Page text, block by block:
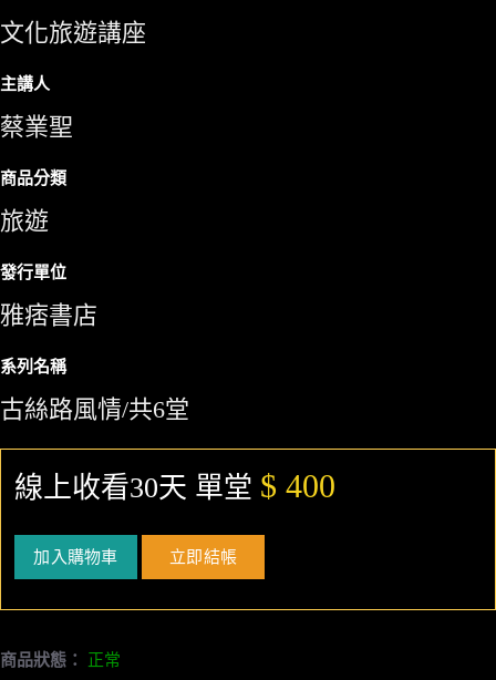
文化旅遊講座
主講人
蔡業聖
商品分類
旅遊
發行單位
雅痞書店
系列名稱
古絲路風情/共6堂
線上收看30天 單堂 $ 400
加入購物車 立即結帳
商品狀態： 正常